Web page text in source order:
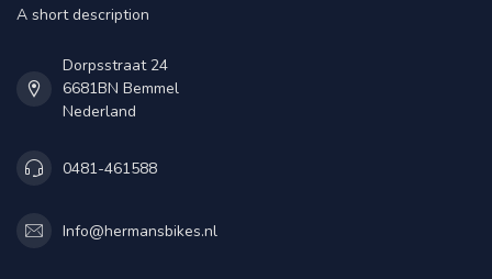
A short description
Dorpsstraat 24
6681BN Bemmel
Nederland
0481-461588
Info@hermansbikes.nl